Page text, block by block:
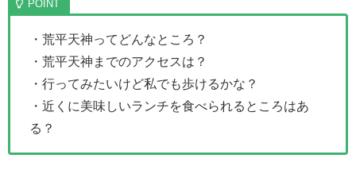
・荒平天神ってどんなところ？
・荒平天神までのアクセスは？
・行ってみたいけど私でも歩けるかな？
・近くに美味しいランチを食べられるところはあ
る？